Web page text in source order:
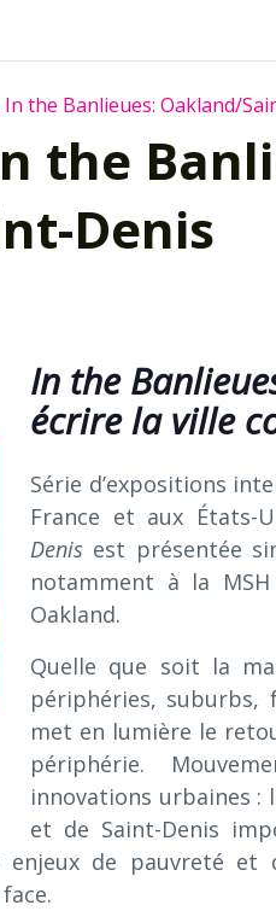
the Banlieues: Oakland/
the
Denis
In the
écrire la ville
Série d’expositions
France et aux États-
Denis est présentée
notamment à la
Oakland.
Quelle que soit la
périphéries, suburbs,
met en lumière le
périphérie.
innovations urbaines :
et de Saint-Denis
de pauvreté et